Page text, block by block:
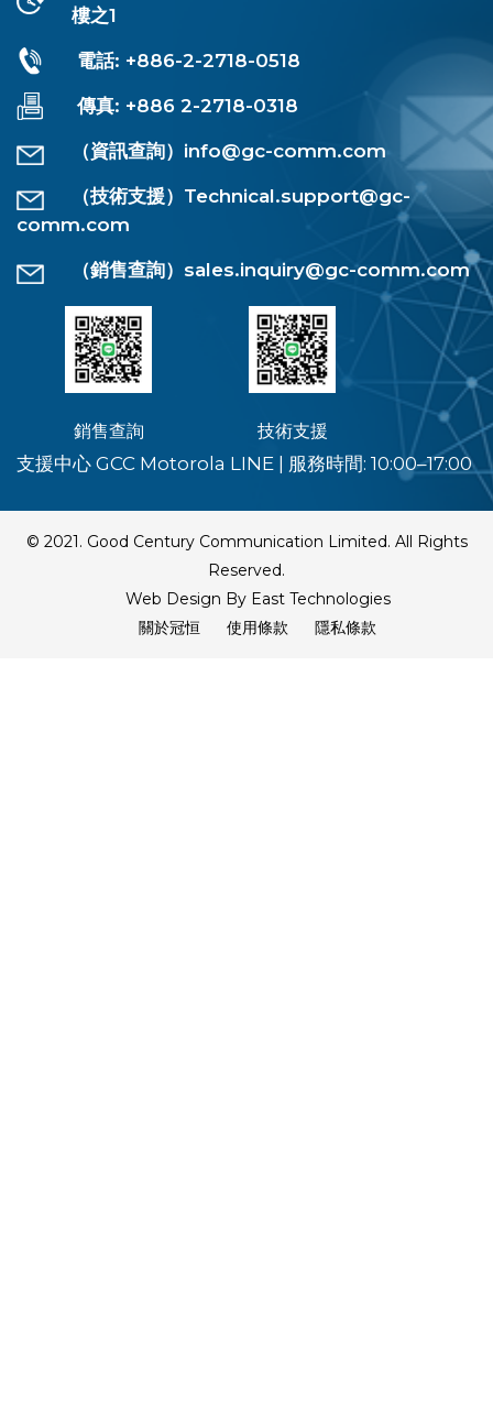
樓之1
電話: +886-2-2718-0518
傳真: +886 2-2718-0318
（資訊查詢） info@gc-comm.com
（技術支援） Technical.support@gc-
comm.com
（銷售查詢） sales.inquiry@gc-comm.com
銷售查詢 技術支援
支援中心 GCC Motorola LINE 服務時間: 10:00–17:00
© 2021. Good Century Communication Limited. All Rights
Reserved.
Web Design By East Technologies
關於冠恒
使用條款 隱私條款